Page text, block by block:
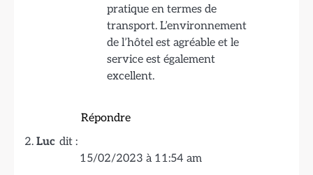
pratique en termes de
transport. L’environnement
de l’hôtel est agréable et le
service est également
excellent.
Répondre
Luc dit :
15/02/2023 à 11:54 am